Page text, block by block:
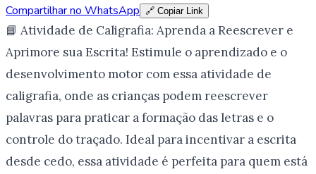
Compartilhar no WhatsApp 🔗 Copiar Link
📘 Atividade de Caligrafia: Aprenda a Reescrever e
Aprimore sua Escrita! Estimule o aprendizado e o
desenvolvimento motor com essa atividade de
caligrafia, onde as crianças podem reescrever
palavras para praticar a formação das letras e o
controle do traçado. Ideal para incentivar a escrita
desde cedo, essa atividade é perfeita para quem está